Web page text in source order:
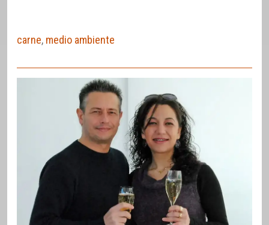
carne, medio ambiente